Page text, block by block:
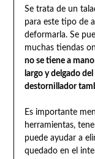
Se trata de un
para este tipo de
deformarla. Se
muchas tiendas
no se tiene a
largo y delgado
destornillador
Es importante
herramientas,
puede ayudar a
quedado en el